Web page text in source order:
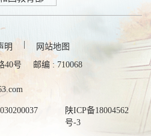
明
网站地图
40号
邮编 : 710068
陕ICP备18004562
号-3